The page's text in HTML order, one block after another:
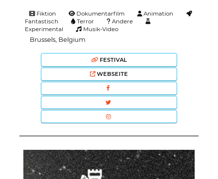
Fiktion Dokumentarfilm
Animation
Fantastisch
Terror
Andere
Experimental
Musik-Video
Brussels, Belgium
FESTIVAL
WEBSEITE